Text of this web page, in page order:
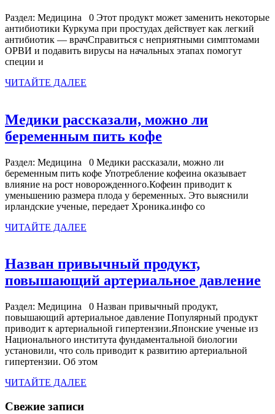
может
заменить
некоторые
Раздел: Медицина 0 Этот продукт может заменить некоторые
антибиотики Куркума при простудах действует как легкий
антибиотик — врачСправиться с неприятными симптомами
ОРВИ и подавить вирусы на начальных этапах помогут
специи и
ЧИТАЙТЕ ДАЛЕЕ
Медики рассказали, можно ли
беременным пить кофе
можно
ли
беременным
Раздел: Медицина 0 Медики рассказали, можно ли
беременным пить кофе Употребление кофеина оказывает
влияние на рост новорожденного.Кофеин приводит к
уменьшению размера плода у беременных. Это выяснили
ирландские ученые, передает Хроника.инфо со
ЧИТАЙТЕ ДАЛЕЕ
Назван привычный продукт,
повышающий артериальное давление
Раздел: Медицина 0 Назван привычный продукт,
повышающий артериальное давление Популярный продукт
приводит к артериальной гипертензии.Японские ученые из
Национального института фундаментальной биологии
установили, что соль приводит к развитию артериальной
гипертензии. Об этом
ЧИТАЙТЕ ДАЛЕЕ
Свежие записи